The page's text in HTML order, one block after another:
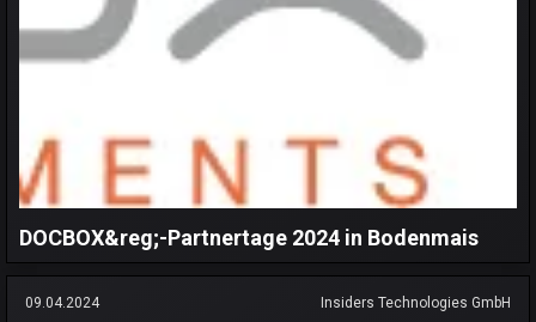
DOCBOX&reg;-Partnertage 2024 in Bodenmais
09.04.2024 Insiders Technologies GmbH